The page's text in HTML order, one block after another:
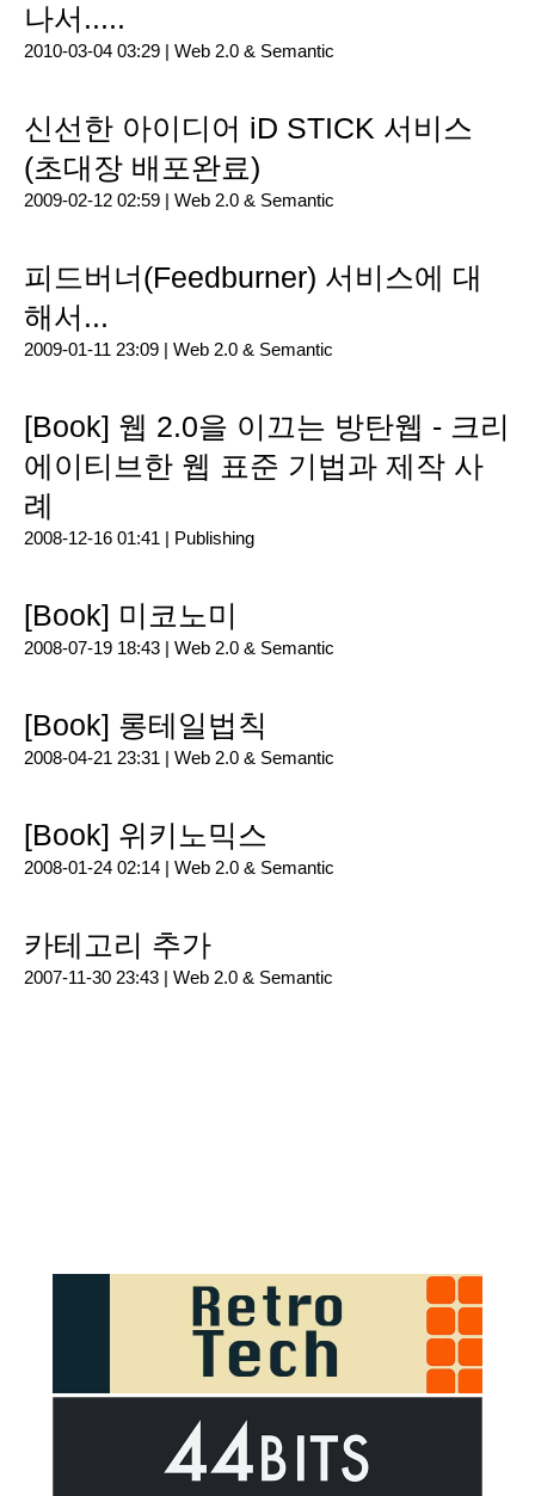
나서.....
2010-03-04 03:29 | Web 2.0 & Semantic
신선한 아이디어 iD STICK 서비스
(초대장 배포완료)
2009-02-12 02:59 | Web 2.0 & Semantic
피드버너(Feedburner) 서비스에 대
해서...
2009-01-11 23:09 | Web 2.0 & Semantic
[Book] 웹 2.0을 이끄는 방탄웹 - 크리
에이티브한 웹 표준 기법과 제작 사
례
2008-12-16 01:41 | Publishing
[Book] 미코노미
2008-07-19 18:43 | Web 2.0 & Semantic
[Book] 롱테일법칙
2008-04-21 23:31 | Web 2.0 & Semantic
[Book] 위키노믹스
2008-01-24 02:14 | Web 2.0 & Semantic
카테고리 추가
2007-11-30 23:43 | Web 2.0 & Semantic